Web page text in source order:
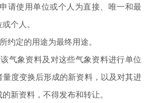
请使用单位或个人为直接、唯一和最
个人。
约定的用途为最终用途。
气象资料及对这些气象资料进行单位
度变换后形成的新资料，以及对其进
新资料，不得发布和转让。